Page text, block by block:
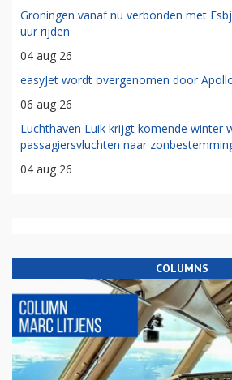
Groningen vanaf nu verbonden met
uur rijden'
04 aug 26
easyJet wordt overgenomen door
06 aug 26
Luchthaven Luik krijgt komende winter
passagiersvluchten naar
04 aug 26
COLUMNS